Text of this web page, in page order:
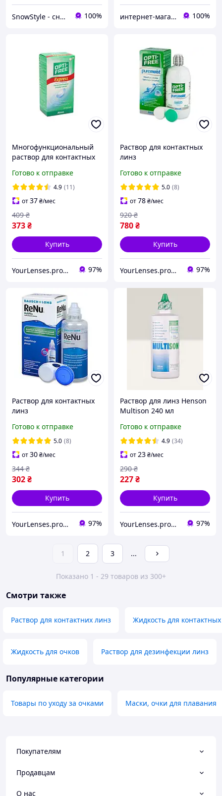
SnowStyle - снаряжение для спорта и туризма по лучшим ценам! 100% интернет-магазин "ВЗГЛЯД" 100%
Многофункциональный
раствор для контактных
120 мл
Готово к отправке
4.9 (11)
от37₴/мес
373₴
409 ₴
Купить
YourLenses.prom.ua 97%
Раствор для контактных
линз
Alcon OPTI-FREE Pure
Moist 300 мл
Готово к отправке
5.0 (8)
от78₴/мес
780₴
920 ₴
Купить
YourLenses.prom.ua 97%
Раствор для контактных
линз
Bausch + Lomb ReNu
MultiPlus 120 мл
Готово к отправке
5.0 (8)
от30₴/мес
302₴
344 ₴
Купить
YourLenses.prom.ua 97%
Раствор для линз Henson
Multison 240 мл
жидкость для очистки,
дезинфекции и хранения
мягких контактных линз
Готово к отправке
4.9 (34)
от23₴/мес
227₴
290 ₴
Купить
YourLenses.prom.ua 97%
1 2 3 ...
Показано 1 - 29 товаров из 300+
Смотри также
Раствор для контактних линз Жидкость для
Жидкость для очков Раствор для дезинфекции линз
Популярные категории
Товары по уходу за очками Маски, очки для плавания
Покупателям
Продавцам
О нас